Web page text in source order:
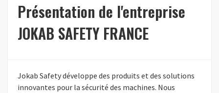
Présentation de l'entreprise
JOKAB SAFETY FRANCE
Jokab Safety développe des produits et des solutions
innovantes pour la sécurité des machines. Nous